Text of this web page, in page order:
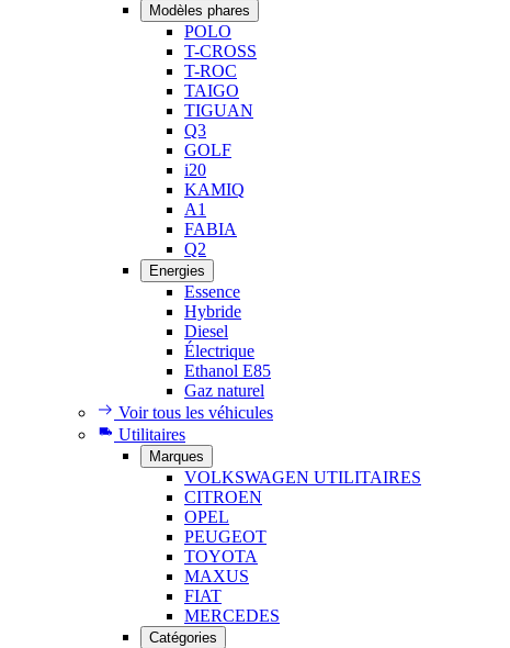
Modèles phares
POLO
T-CROSS
T-ROC
TAIGO
TIGUAN
Q3
GOLF
i20
KAMIQ
A1
FABIA
Q2
Energies
Essence
Hybride
Diesel
Électrique
Ethanol E85
Gaz naturel
Voir tous les véhicules
Utilitaires
Marques
VOLKSWAGEN UTILITAIRES
CITROEN
OPEL
PEUGEOT
TOYOTA
MAXUS
FIAT
MERCEDES
Catégories